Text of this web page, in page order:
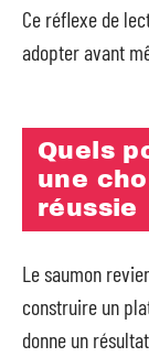
Ce réflexe de
adopter avant
Quels
une
réussie
Le saumon
construire un
donne un